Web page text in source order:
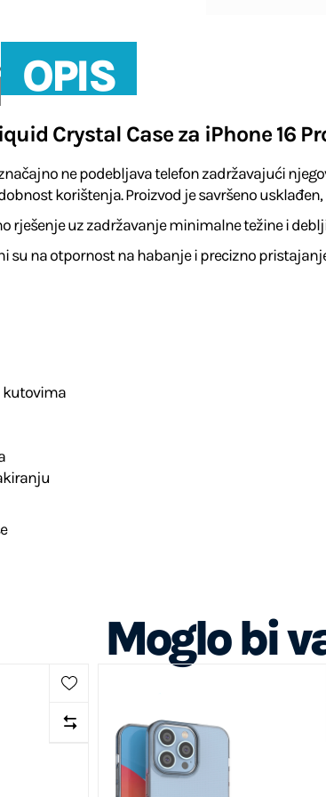
OPIS
Crystal Case za iPhone 16
ne podebljava telefon zadržavajući
korištenja. Proizvod je savršeno
rješenje uz zadržavanje minimalne težine i
su na otpornost na habanje i precizno
kutovima
Moglo bi